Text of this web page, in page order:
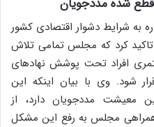
قطع شده مددجویان
به شرایط دشوار اقتصادی کشور
تاکید کرد که مجلس تمامی تلاش
افراد تحت پوشش نهادهای
شود. وی با بیان اینکه این
معیشت مددجویان دارد، از
مجلس به رفع این مشکل